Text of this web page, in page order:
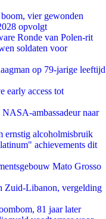
vier gewonden
opvolgt
Ronde van Polen-rit
soldaten voor
op 79-jarige leeftijd
early access tot
ambassadeur naar
ernstig alcoholmisbruik
achievements dit
Mato Grosso
Zuid-Libanon, vergelding
81 jaar later